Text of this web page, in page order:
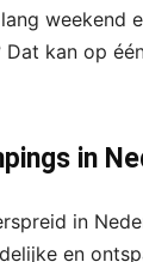
weekend
kan op
in
in
en